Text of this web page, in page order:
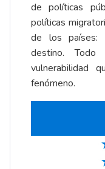
de políticas
políticas
de los países:
destino.
vulnerabilidad
fenómeno.